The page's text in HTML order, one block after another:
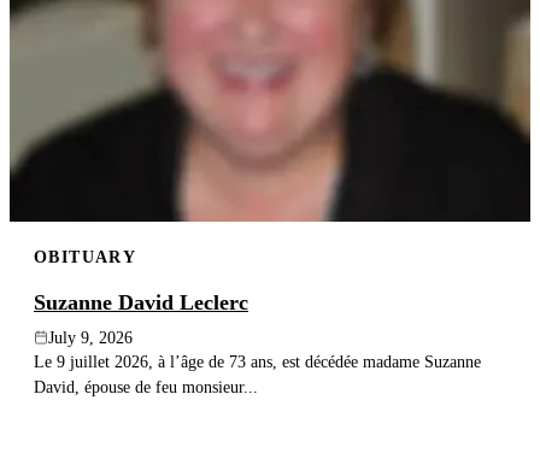
OBITUARY
Suzanne David Leclerc
July 9, 2026
Le 9 juillet 2026, à l’âge de 73 ans, est décédée madame Suzanne
David, épouse de feu monsieur...